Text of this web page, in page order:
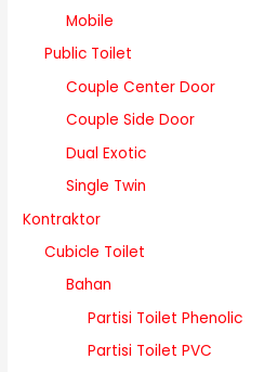
Mobile
Public Toilet
Couple Center Door
Couple Side Door
Dual Exotic
Single Twin
Kontraktor
Cubicle Toilet
Bahan
Partisi Toilet Phenolic
Partisi Toilet PVC